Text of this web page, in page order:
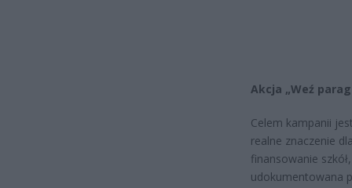
Akcja „Weź
Celem kampanii
realne znaczenie
finansowanie
udokumentowana